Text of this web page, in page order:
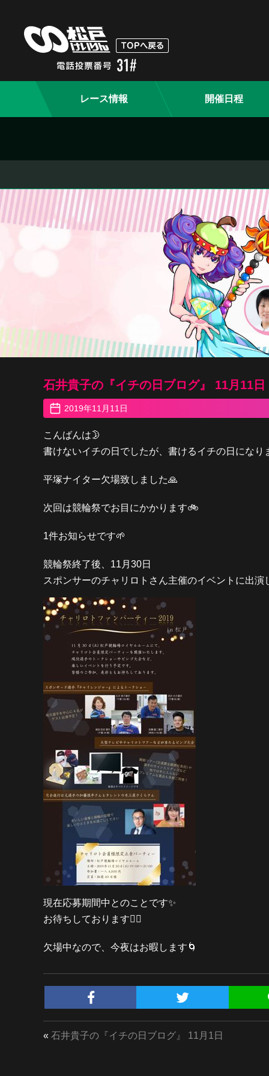
レース情報 開催日程
石井貴子の『イチの日ブログ』 11月11日
2019年11月11日
こんばんは🌛
書けないイチの日でしたが、書けるイチの日になり
平塚ナイター欠場致しました🙏
次回は競輪祭でお目にかかります🚲
1件お知らせです🌱
競輪祭終了後、11月30日
スポンサーのチャリロトさん主催のイベントに出演
現在応募期間中とのことです✨
お待ちしております🙆‍♀️️
欠場中なので、今夜はお暇します🌀
« 石井貴子の『イチの日ブログ』 11月1日